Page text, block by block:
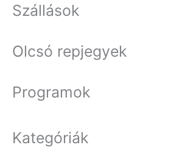
Szállások
Olcsó repjegyek
Programok
Kategóriák